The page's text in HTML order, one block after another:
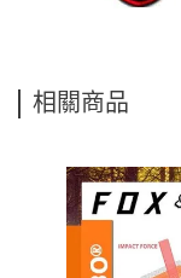
相關商品